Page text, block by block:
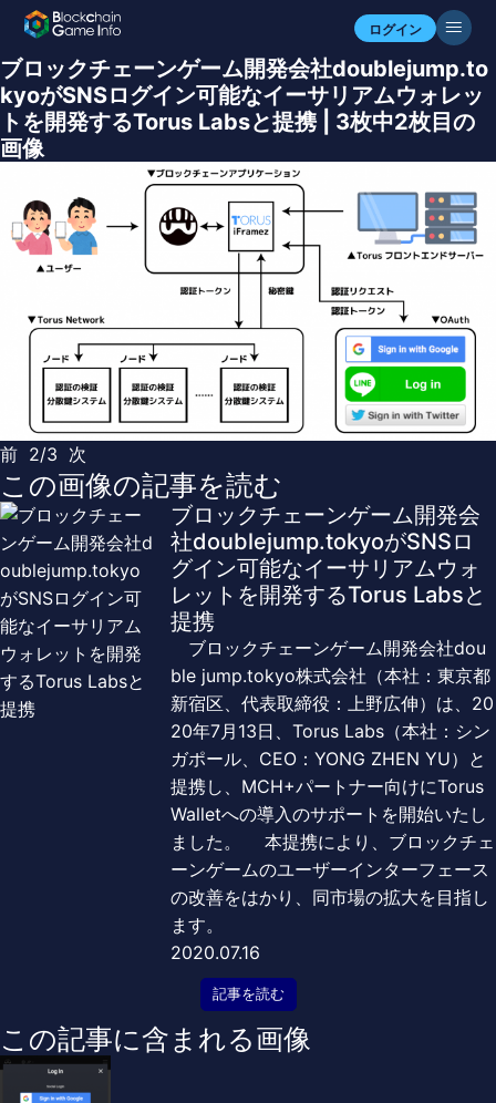
ログイン
ブロックチェーンゲーム開発会社doublejump.to
kyoがSNSログイン可能なイーサリアムウォレッ
トを開発するTorus Labsと提携 | 3枚中2枚目の
画像
前 2/3 次
この画像の記事を読む
ブロックチェーンゲーム開発会
社doublejump.tokyoがSNSロ
グイン可能なイーサリアムウォ
レットを開発するTorus Labsと
提携
ブロックチェーンゲーム開発会社dou
ble jump.tokyo株式会社（本社：東京都
新宿区、代表取締役：上野広伸）は、20
20年7月13日、Torus Labs（本社：シン
ガポール、CEO：YONG ZHEN YU）と
提携し、MCH+パートナー向けにTorus
Walletへの導入のサポートを開始いたし
ました。 本提携により、ブロックチェ
ーンゲームのユーザーインターフェース
の改善をはかり、同市場の拡大を目指し
ます。
2020.07.16
記事を読む
この記事に含まれる画像